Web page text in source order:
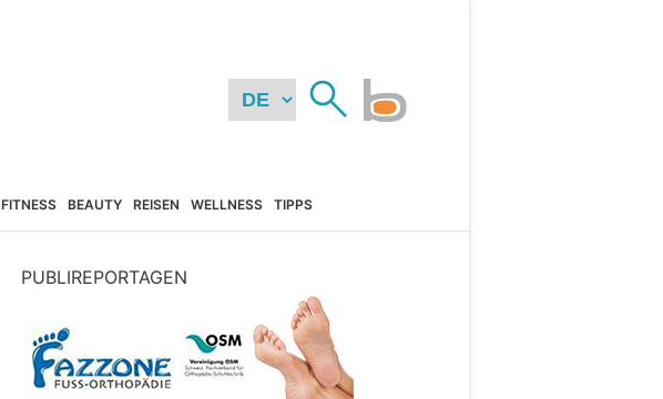
FITNESS BEAUTY REISEN WELLNESS TIPPS
PUBLIREPORTAGEN